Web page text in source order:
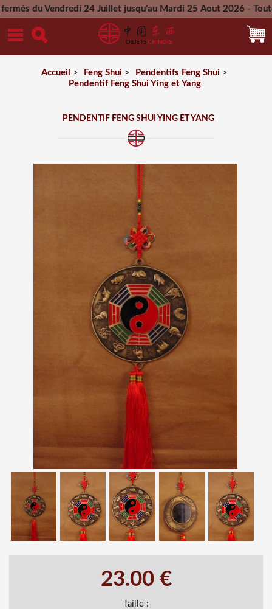
du Vendredi 24 Juillet jusqu'au Mardi 25 Aout 2026 - Toutes
Mercredi 26 Aout 2026
Accueil > Feng Shui > Pendentifs Feng Shui >
Pendentif Feng Shui Ying et Yang
PENDENTIF FENG SHUI YING ET YANG
23.00 €
Taille :